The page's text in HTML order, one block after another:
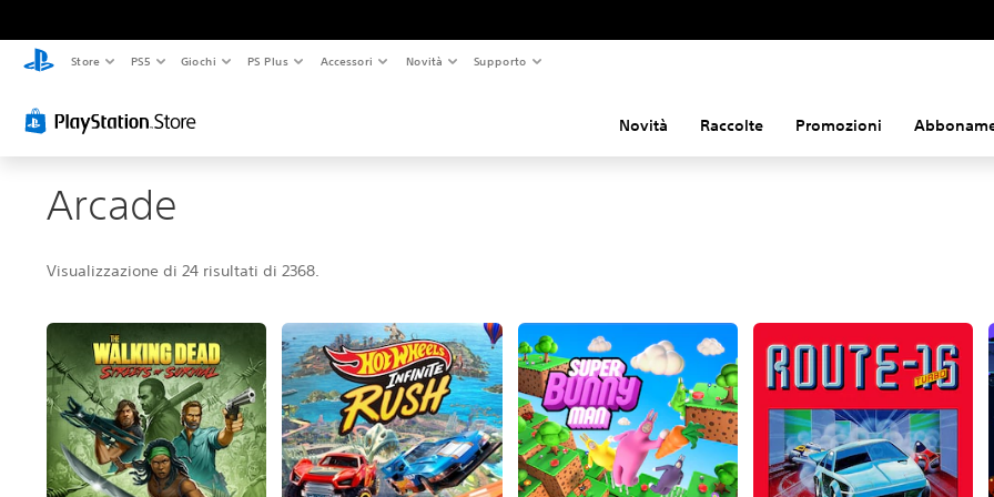
Store PS5 Giochi PS Plus Accessori Novità Supporto
Novità Raccolte Promozioni
Arcade
Visualizzazione di 24 risultati di 2368.